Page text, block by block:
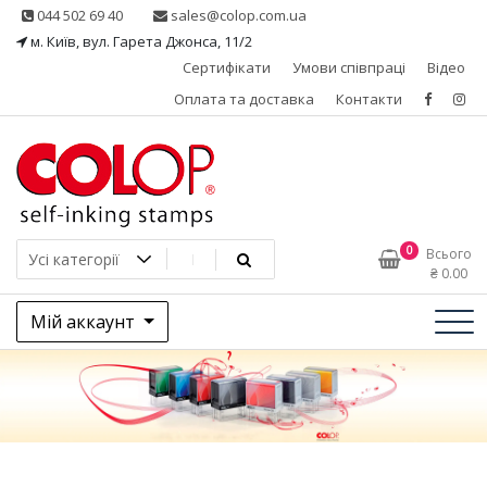
Skip 044 502 69 40
sales@colop.com.ua
м. Київ, вул. Гарета Джонса, 11/2
Сертифікати
Умови співпраці
Відео
Оплата та доставка
Контакти
КОЛОП – ексклюзивний
представник в Україні
одного з провідних
виробників штемпельної
продукції, австрійської
0
Всього
₴ 0.00
Мій аккаунт